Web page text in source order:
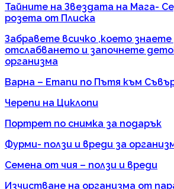
Тайните на Звездата на Мага-
розета от Плиска
Забравете всичко ,което знаете
отслабването и започнете
организма
Варна – Етапи по Пътя към
Черепи на Циклопи
Портрет по снимка за подарък
Фурми- ползи и вреди за
Семена от чия – ползи и вреди
Изчистване на организма от